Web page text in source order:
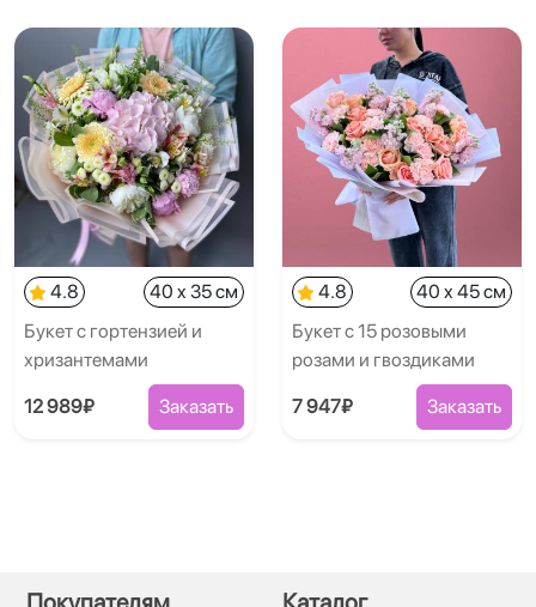
4.8
40 x 35 см
Букет с гортензией и
хризантемами
12 989₽ Заказать
4.8
40 x 45 см
Букет с 15 розовыми
розами и гвоздиками
7 947₽ Заказать